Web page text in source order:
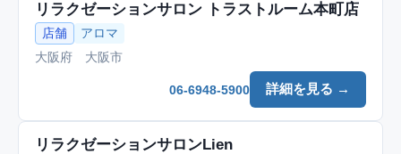
リラクゼーションサロン トラストルーム本町店
店舗
アロマ
大阪府 大阪市
詳細を見る →
06-6948-5900
リラクゼーションサロンLien